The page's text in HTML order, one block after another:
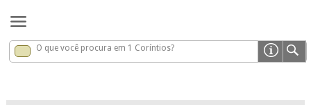
1 Coríntios x
O que você procura em 1 Coríntios?